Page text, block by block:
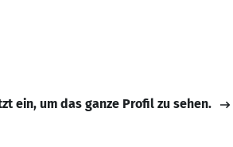
ein, um das ganze Profil zu sehen.